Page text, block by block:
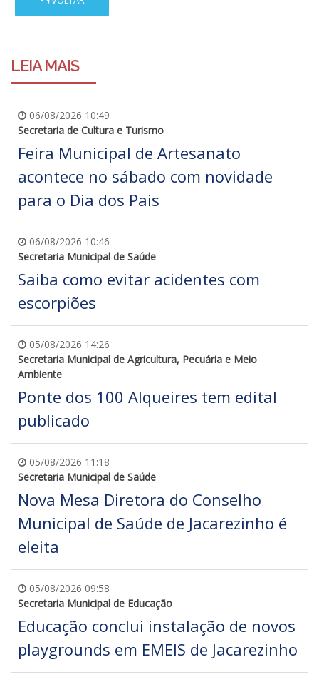
LEIA MAIS
06/08/2026 10:49
Secretaria de Cultura e Turismo
Feira Municipal de Artesanato
acontece no sábado com novidade
para o Dia dos Pais
06/08/2026 10:46
Secretaria Municipal de Saúde
Saiba como evitar acidentes com
escorpiões
05/08/2026 14:26
Secretaria Municipal de Agricultura, Pecuária e Meio
Ambiente
Ponte dos 100 Alqueires tem edital
publicado
05/08/2026 11:18
Secretaria Municipal de Saúde
Nova Mesa Diretora do Conselho
Municipal de Saúde de Jacarezinho é
eleita
05/08/2026 09:58
Secretaria Municipal de Educação
Educação conclui instalação de novos
playgrounds em EMEIS de Jacarezinho